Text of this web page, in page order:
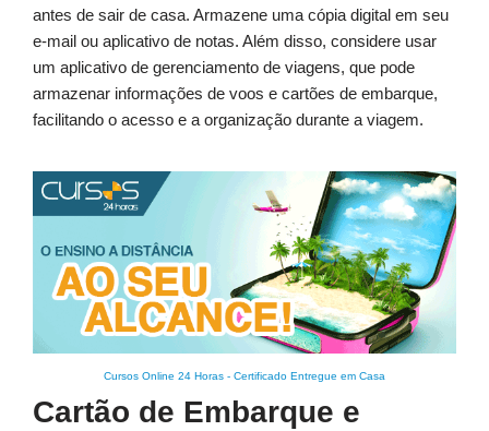
antes de sair de casa. Armazene uma cópia digital em seu
e-mail ou aplicativo de notas. Além disso, considere usar
um aplicativo de gerenciamento de viagens, que pode
armazenar informações de voos e cartões de embarque,
facilitando o acesso e a organização durante a viagem.
Cursos Online 24 Horas - Certificado Entregue em Casa
Cartão de Embarque e